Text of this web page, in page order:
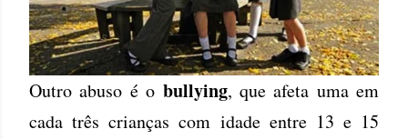
Outro abuso é o bullying, que afeta uma em
cada três crianças com idade entre 13 e 15